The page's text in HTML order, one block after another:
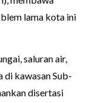
lama kota ini
saluran air,
di kawasan Sub-
disertasi